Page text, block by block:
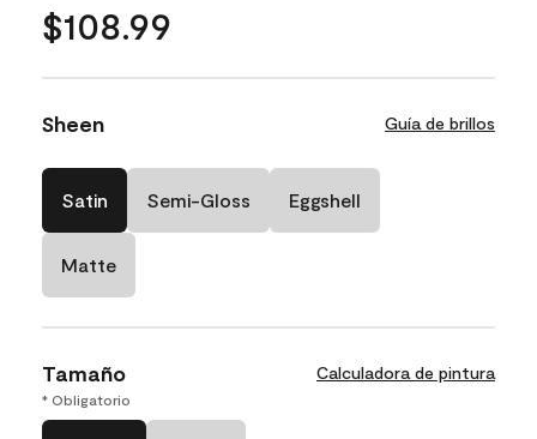
$108.99
Sheen Guía de brillos
Satin Semi-Gloss Eggshell
Matte
Tamaño Calculadora de pintura
* Obligatorio